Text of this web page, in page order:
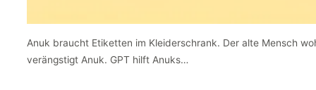
Anuk braucht Etiketten im Kleiderschrank. Der alte Mensch
verängstigt Anuk. GPT hilft Anuks…